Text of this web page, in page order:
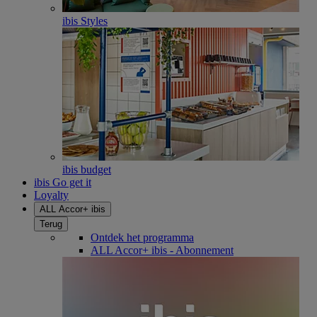
ibis Styles
ibis budget
ibis Go get it
Loyalty
ALL Accor+ ibis
Terug
Ontdek het programma
ALL Accor+ ibis - Abonnement